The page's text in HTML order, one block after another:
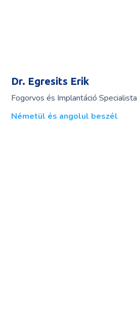
Dr. Egresits Erik
Fogorvos és Implantáció Specialista
Németül és angolul beszél